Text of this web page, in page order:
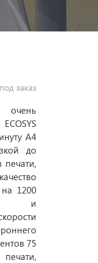
заказ
очень
A4
до
1200
и
75